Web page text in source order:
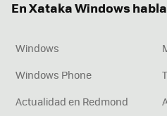
En Xataka Windows
Windows
Windows Phone
Actualidad en Redmond